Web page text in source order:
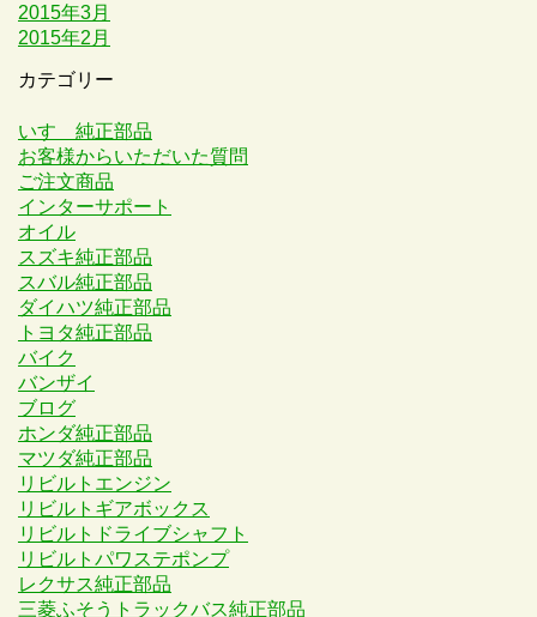
2015年3月
2015年2月
カテゴリー
いすゞ純正部品
お客様からいただいた質問
ご注文商品
インターサポート
オイル
スズキ純正部品
スバル純正部品
ダイハツ純正部品
トヨタ純正部品
バイク
バンザイ
ブログ
ホンダ純正部品
マツダ純正部品
リビルトエンジン
リビルトギアボックス
リビルトドライブシャフト
リビルトパワステポンプ
レクサス純正部品
三菱ふそうトラックバス純正部品